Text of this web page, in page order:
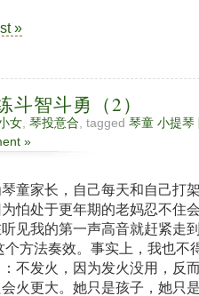
»
斗智斗勇（2）
女 琴投意合 , tagged 琴童 小提琴
»
童家长，自己每天和自己打
怕处于更年期的老妈忍不住
见我的第一声高音就赶紧走
个方法奏效。事实上，我也不
不发火，因为发火没用，反
火更大。她只是孩子，她只